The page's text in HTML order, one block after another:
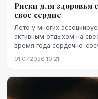
Риски для здоровья
свое сердце
Лето у многих
активным отдыхом на
время года сердечно-
01.07.2026 10:21